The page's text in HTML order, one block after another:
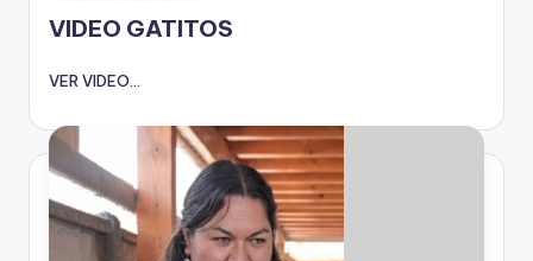
en
VIDEO GATITOS
VER VIDEO...